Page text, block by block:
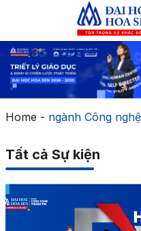
Home - ngành Công
Tất cả Sự kiện